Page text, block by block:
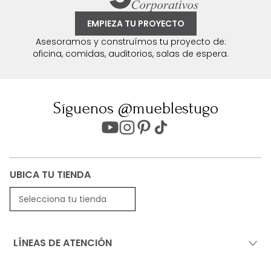
EMPIEZA TU PROYECTO
Asesoramos y construímos tu proyecto de:
oficina, comidas, auditorios, salas de espera.
Síguenos @mueblestugo
UBICA TU TIENDA
Selecciona tu tienda
LÍNEAS DE ATENCIÓN